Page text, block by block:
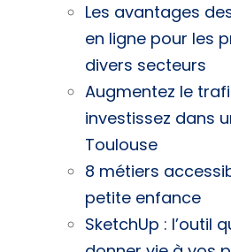
Les avantages
en ligne pour les
divers secteurs
Augmentez le
investissez dans
Toulouse
8 métiers
petite enfance
SketchUp : l’outil